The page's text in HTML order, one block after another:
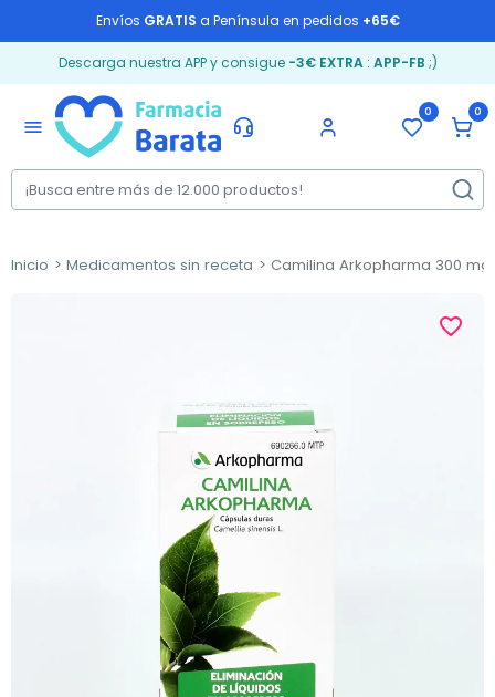
Envíos GRATIS a Península en pedidos +65€
Descarga nuestra APP y consigue -3€ EXTRA: APP-FB ;)
menu
0 0
Inicio Medicamentos sin receta Camilina Arkopharma 300
favorite_border